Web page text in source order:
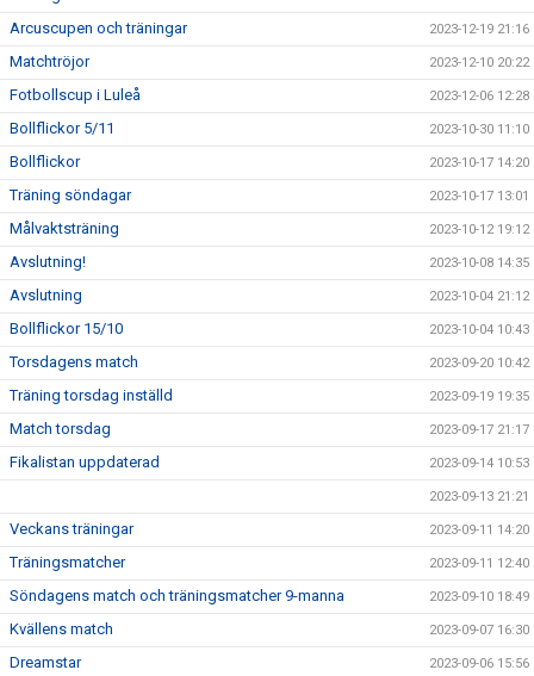
Arcuscupen och träningar 2023-12-19 21:16
Matchtröjor 2023-12-10 20:22
Fotbollscup i Luleå 2023-12-06 12:28
Bollflickor 5/11 2023-10-30 11:10
Bollflickor 2023-10-17 14:20
Träning söndagar 2023-10-17 13:01
Målvaktsträning 2023-10-12 19:12
Avslutning! 2023-10-08 14:35
Avslutning 2023-10-04 21:12
Bollflickor 15/10 2023-10-04 10:43
Torsdagens match 2023-09-20 10:42
Träning torsdag inställd 2023-09-19 19:35
Match torsdag 2023-09-17 21:17
Fikalistan uppdaterad 2023-09-14 10:53
2023-09-13 21:21
Veckans träningar 2023-09-11 14:20
Träningsmatcher 2023-09-11 12:40
Söndagens match och träningsmatcher 9-manna 2023-09-10 18:49
Kvällens match 2023-09-07 16:30
Dreamstar 2023-09-06 15:56